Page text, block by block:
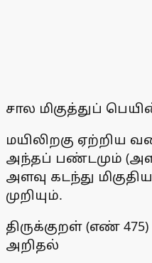
சால மிகுத்துப்
மயிலிறகு ஏற்றிய
அந்தப் பண்டமும்
அளவு கடந்து
முறியும்.
திருக்குறள் (எண்
அறிதல்